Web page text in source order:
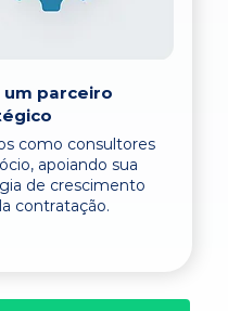
um parceiro
como consultores
apoiando sua
de crescimento
contratação.